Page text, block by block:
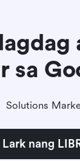
sa
Solutions
nang